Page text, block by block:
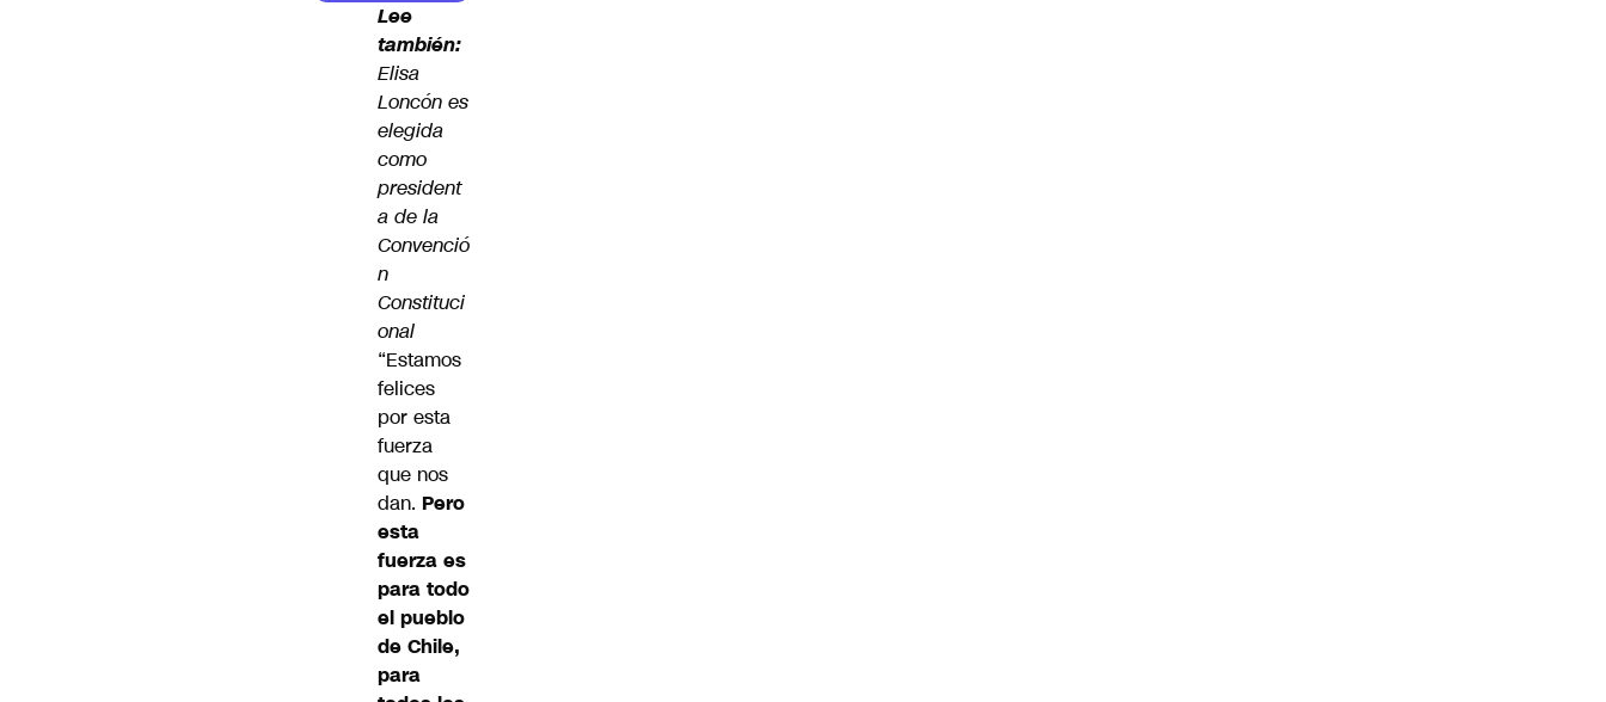
Lee
también:
Elisa
Loncón es
elegida
como
president
a de la
Convenció
n
Constituci
onal
“Estamos
felices
por esta
fuerza
que nos
dan. Pero
esta
fuerza es
para todo
el pueblo
de Chile,
para